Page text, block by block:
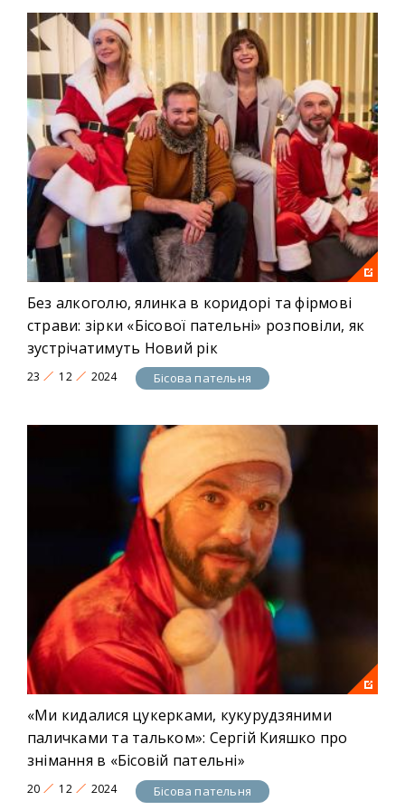
Без алкоголю, ялинка в коридорі та фірмові
страви: зірки «Бісової пательні» розповіли, як
зустрічатимуть Новий рік
23 12 2024 Бісова пательня
«Ми кидалися цукерками, кукурудзяними
паличками та тальком»: Сергій Кияшко про
знімання в «Бісовій пательні»
20 12 2024 Бісова пательня